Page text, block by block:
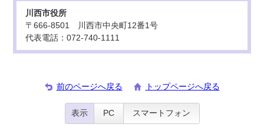
川西市役所
〒666-8501 川西市中央町12番1号
代表電話：072-740-1111
前のページへ戻る トップページへ戻る
表示 PC スマートフォン